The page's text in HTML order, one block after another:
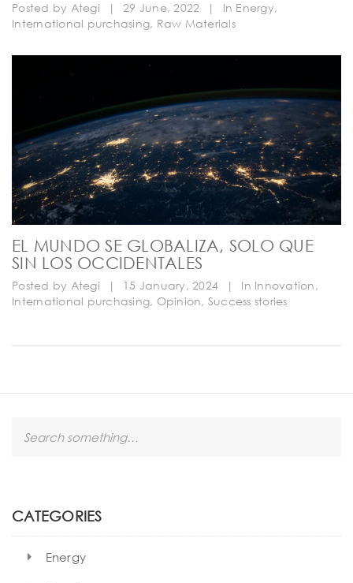
Posted by Ategi | 29 June, 2022 | In Energy,
International purchasing, Raw Materials
EL MUNDO SE GLOBALIZA, SOLO QUE
SIN LOS OCCIDENTALES
Posted by Ategi | 15 January, 2024 | In Innovation ,
International purchasing, Opinion, Success stories
h
CATEGORIES
Energy